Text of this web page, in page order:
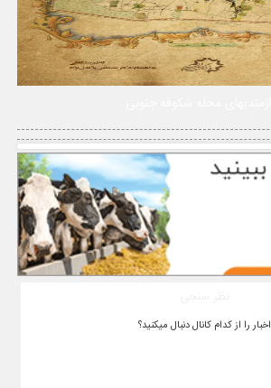
اخبار را از کدام کانال دنبال میکنید؟